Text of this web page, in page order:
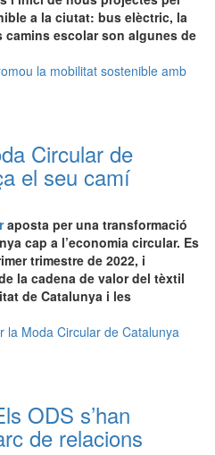
a la ciutat: bus elèctric, la
escolar son algunes de
la mobilitat sostenible amb
Circular de
el seu camí
aposta per una transformació
cap a l’economia circular. Es
trimestre de 2022, i
la cadena de valor del tèxtil
de Catalunya i les
la Moda Circular de Catalunya
ODS s’han
de relacions